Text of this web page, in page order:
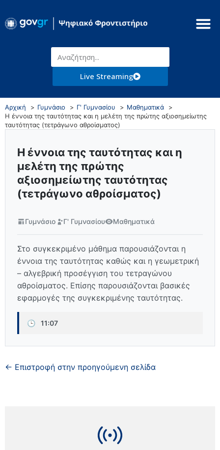
Live Streaming
Αρχική Γυμνάσιο Γ' Γυμνασίου
Μαθηματικά
Η έννοια της ταυτότητας και η μελέτη της πρώτης αξιοσημείωτης
ταυτότητας (τετράγωνο αθροίσματος)
Η έννοια της ταυτότητας και η
μελέτη της πρώτης
αξιοσημείωτης ταυτότητας
(τετράγωνο αθροίσματος)
Γυμνάσιο Γ' Γυμνασίου Μαθηματικά
Στο συγκεκριμένο μάθημα παρουσιάζονται η
έννοια της ταυτότητας καθώς και η γεωμετρική
– αλγεβρική προσέγγιση του τετραγώνου
αθροίσματος. Επίσης παρουσιάζονται βασικές
εφαρμογές της συγκεκριμένης ταυτότητας.
🕒 11:07
← Επιστροφή στην προηγούμενη σελίδα